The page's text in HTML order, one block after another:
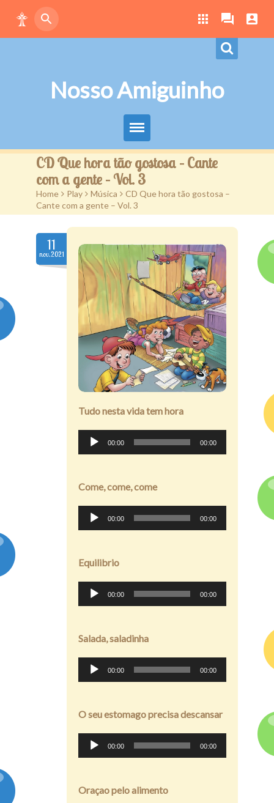
Nosso Amiguinho
Eduque Brincando
Letras
Play
Atividades
Assine
CD Que hora tão gostosa – Cante
com a gente – Vol. 3
Home > Play > Música > CD Que hora tão gostosa –
Cante com a gente – Vol. 3
11
nov.2021
Tudo nesta vida tem hora
Tocador
00:00 00:00
Come, come, come
Tocador
00:00 00:00
Equilibrio
Tocador
00:00 00:00
Salada, saladinha
Tocador
00:00 00:00
O seu estomago precisa descansar
Tocador
00:00 00:00
Oraçao pelo alimento